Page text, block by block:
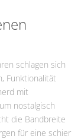
schlagen sich
Funktionalität
mit
nostalgisch
die Bandbreite
für eine schier